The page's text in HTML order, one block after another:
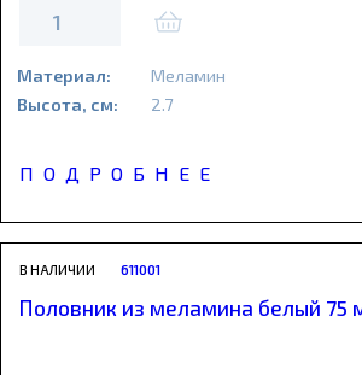
Материал:
Меламин
Высота, см:
2.7
ПОДРОБНЕЕ
В НАЛИЧИИ 611001
Половник из меламина белый 75